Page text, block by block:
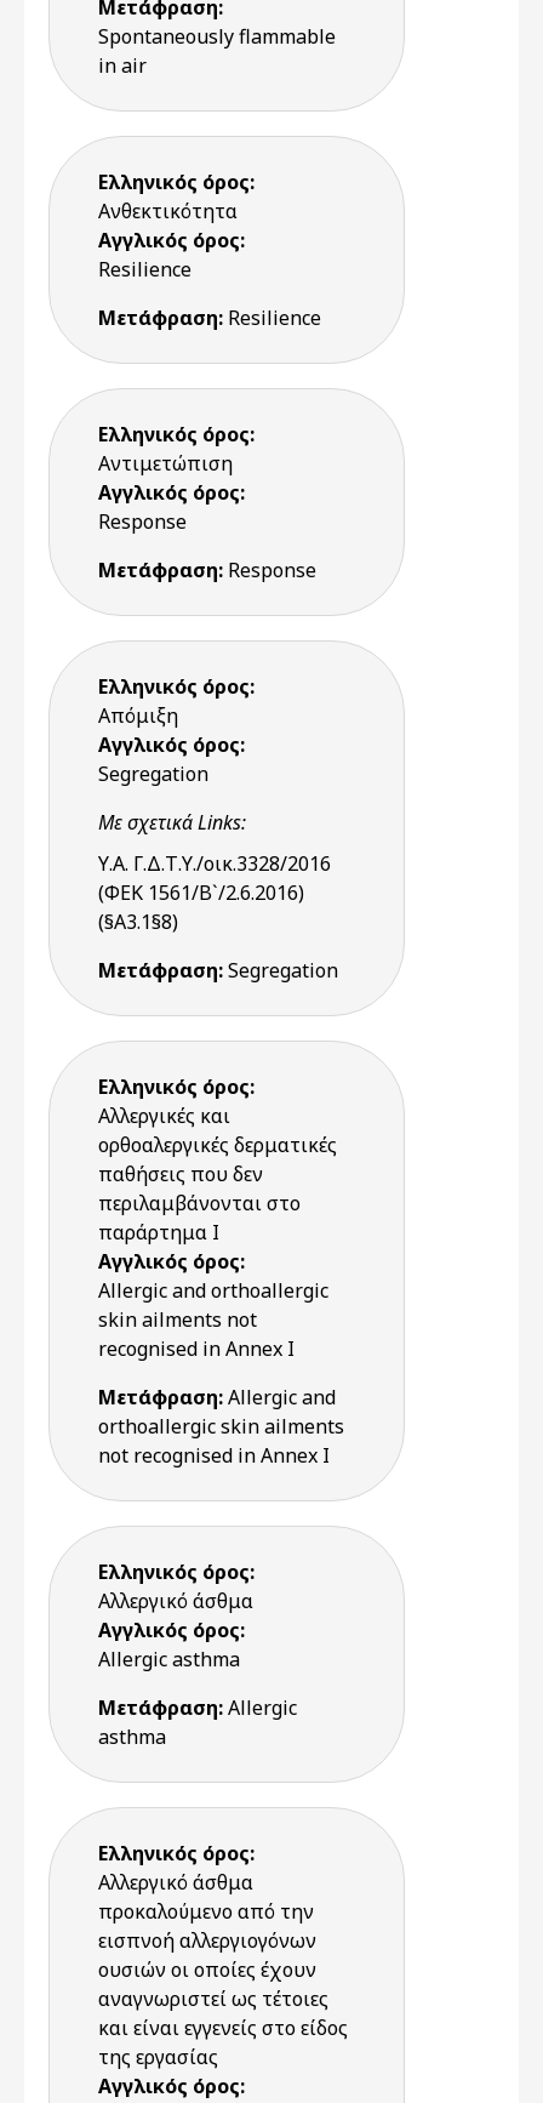
Μετάφραση:
Spontaneously flammable
in air
Ελληνικός όρος:
Ανθεκτικότητα
Αγγλικός όρος:
Resilience
Μετάφραση: Resilience
Ελληνικός όρος:
Αντιμετώπιση
Αγγλικός όρος:
Response
Μετάφραση: Response
Ελληνικός όρος:
Απόμιξη
Αγγλικός όρος:
Segregation
Με σχετικά Links:
Υ.Α. Γ.Δ.Τ.Υ./οικ.3328/2016
(ΦΕΚ 1561/Β`/2.6.2016)
(§Α3.1§8)
Μετάφραση:Segregation
Ελληνικός όρος:
Αλλεργικές και
ορθοαλεργικές δερματικές
παθήσεις που δεν
περιλαμβάνονται στο
παράρτημα Ι
Αγγλικός όρος:
Allergic and orthoallergic
skin ailments not
recognised in Annex I
Μετάφραση:Allergic and
orthoallergic skin ailments
not recognised in Annex I
Ελληνικός όρος:
Αλλεργικό άσθμα
Αγγλικός όρος:
Allergic asthma
Μετάφραση:Allergic
asthma
Ελληνικός όρος:
Αλλεργικό άσθμα
προκαλούμενο από την
εισπνοή αλλεργιογόνων
ουσιών οι οποίες έχουν
αναγνωριστεί ως τέτοιες
και είναι εγγενείς στο είδος
της εργασίας
Αγγλικός όρος: